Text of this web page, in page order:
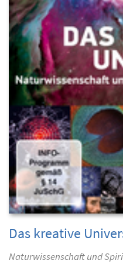
Das kreative
Naturwissenschaft und